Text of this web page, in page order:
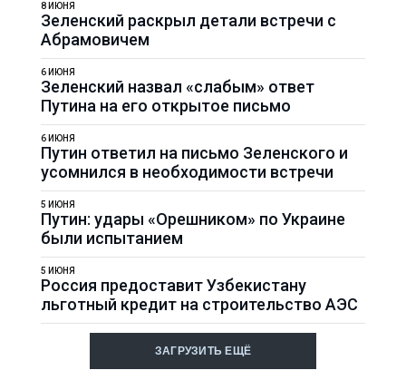
Зеленский раскрыл детали встречи с
Абрамовичем
8 ИЮНЯ
Зеленский назвал «слабым» ответ
Путина на его открытое письмо
6 ИЮНЯ
Путин ответил на письмо Зеленского и
усомнился в необходимости встречи
6 ИЮНЯ
Путин: удары «Орешником» по Украине
были испытанием
5 ИЮНЯ
Россия предоставит Узбекистану
льготный кредит на строительство АЭС
5 ИЮНЯ
ЗАГРУЗИТЬ ЕЩЁ